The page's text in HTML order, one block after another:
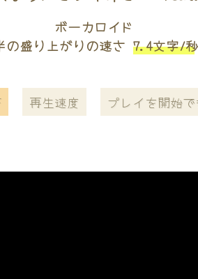
ボーカロイド
の盛り上がりの速さ 7.4文字/秒
再生速度 プレイを開始